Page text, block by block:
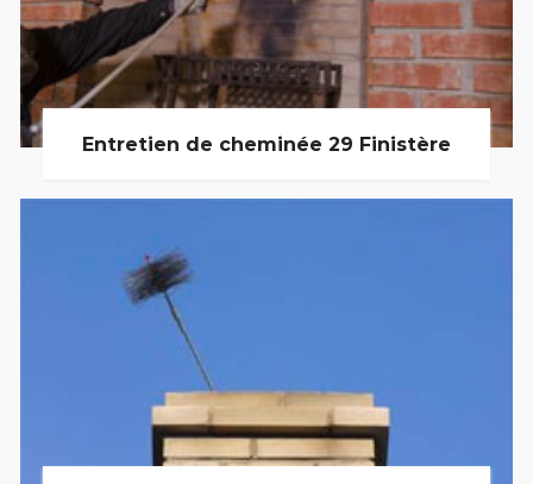
Entretien de cheminée 29 Finistère